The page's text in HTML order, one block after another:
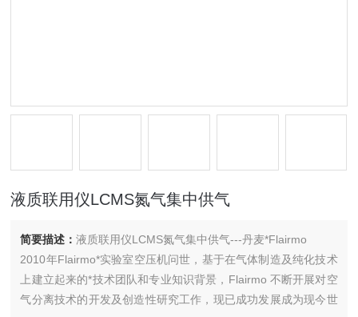
液质联用仪LCMS氮气集中供气
简要描述：液质联用仪LCMS氮气集中供气---丹麦*Flairmo
2010年Flairmo*实验室空压机问世，基于在气体制造及纯化技术
上建立起来的*技术团队和专业知识背景，Flairmo 不断开展对空
气分离技术的开发及创造性研究工作，现已成功发展成为现今世